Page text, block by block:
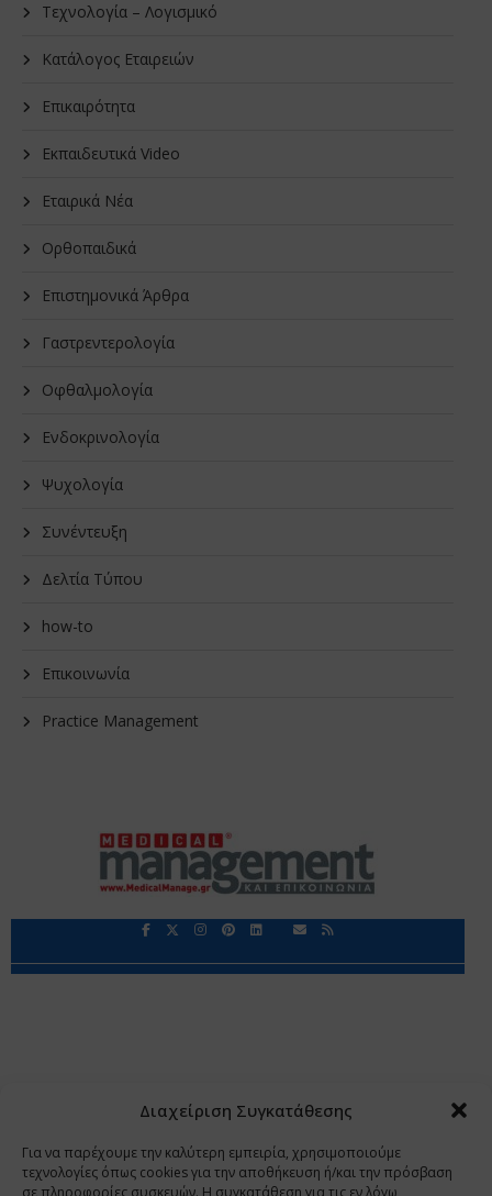
Διαχείριση Συγκατάθεσης
Για να παρέχουμε την καλύτερη εμπειρία, χρησιμοποιούμε
τεχνολογίες όπως cookies για την αποθήκευση ή/και την πρόσβαση
σε πληροφορίες συσκευών. Η συγκατάθεση για τις εν λόγω
Τεχνολογία – Λογισμικό
Κατάλογος Εταιρειών
Επικαιρότητα
Εκπαιδευτικά Video
Εταιρικά Νέα
Oρθοπαιδικά
Επιστημονικά Άρθρα
Γαστρεντερολογία
Οφθαλμολογία
Ενδοκρινολογία
Ψυχολογία
Συνέντευξη
Δελτία Τύπου
how-to
Επικοινωνία
Practice Management
Copyright 2009 - 2026 © Χαραμή Α.Ε.